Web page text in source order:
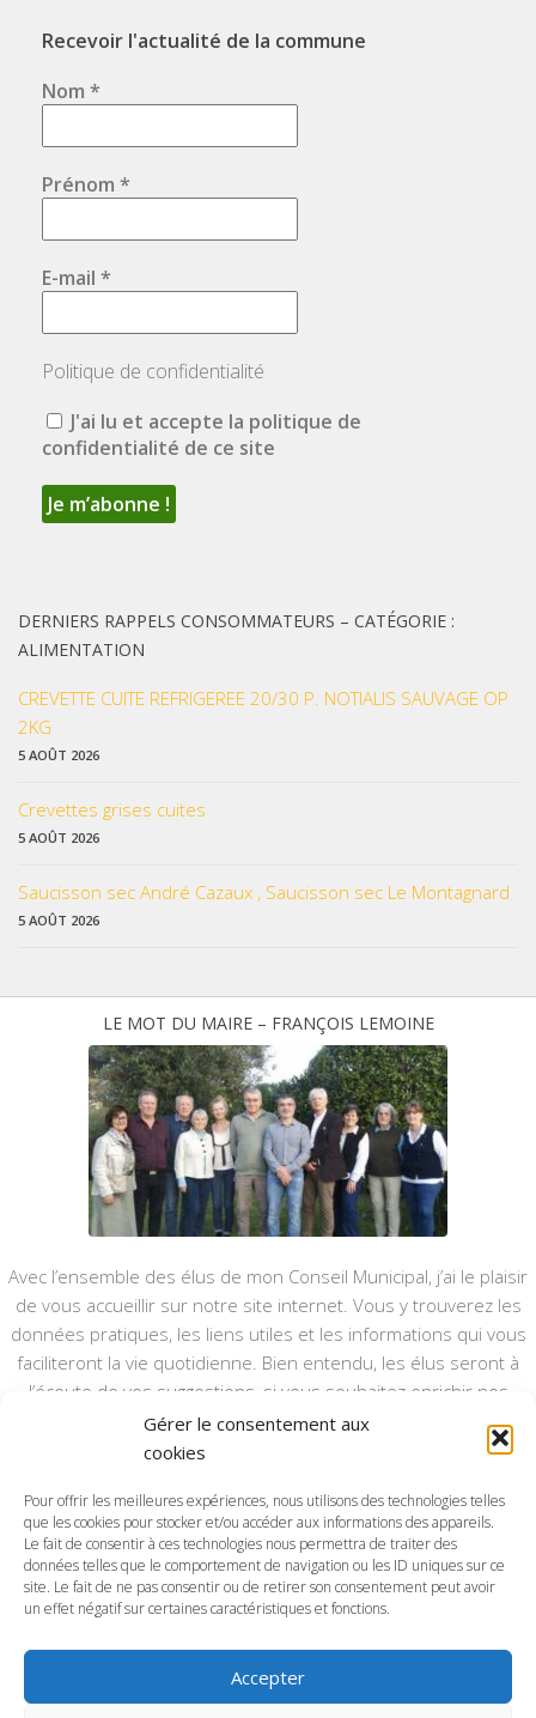
Gérer le consentement aux
cookies
Pour offrir les meilleures expériences, nous utilisons des technologies telles
que les cookies pour stocker et/ou accéder aux informations des appareils.
Le fait de consentir à ces technologies nous permettra de traiter des
données telles que le comportement de navigation ou les ID uniques sur ce
site. Le fait de ne pas consentir ou de retirer son consentement peut avoir
un effet négatif sur certaines caractéristiques et fonctions.
Accepter
Recevoir l'actualité de la commune
Nom *
Prénom *
E-mail *
Politique de confidentialité
J'ai lu et accepte la politique de
confidentialité de ce site
DERNIERS RAPPELS CONSOMMATEURS – CATÉGORIE :
ALIMENTATION
CREVETTE CUITE REFRIGEREE 20/30 P. NOTIALIS SAUVAGE OP
2KG
5 AOÛT 2026
Crevettes grises cuites
5 AOÛT 2026
Saucisson sec André Cazaux , Saucisson sec Le Montagnard
5 AOÛT 2026
LE MOT DU MAIRE – FRANÇOIS LEMOINE
Avec l’ensemble des élus de mon Conseil Municipal, j’ai le plaisir
de vous accueillir sur notre site internet. Vous y trouverez les
données pratiques, les liens utiles et les informations qui vous
faciliteront la vie quotidienne. Bien entendu, les élus seront à
l’écoute de vos suggestions, si vous souhaitez enrichir nos
rubriques ou nos informations.
Ce type de communication vient en complément du bulletin
annuel, nous le ferons vivre et il sera actualisé pour mieux vous
informer.
Bonne visite à toutes et à tous.